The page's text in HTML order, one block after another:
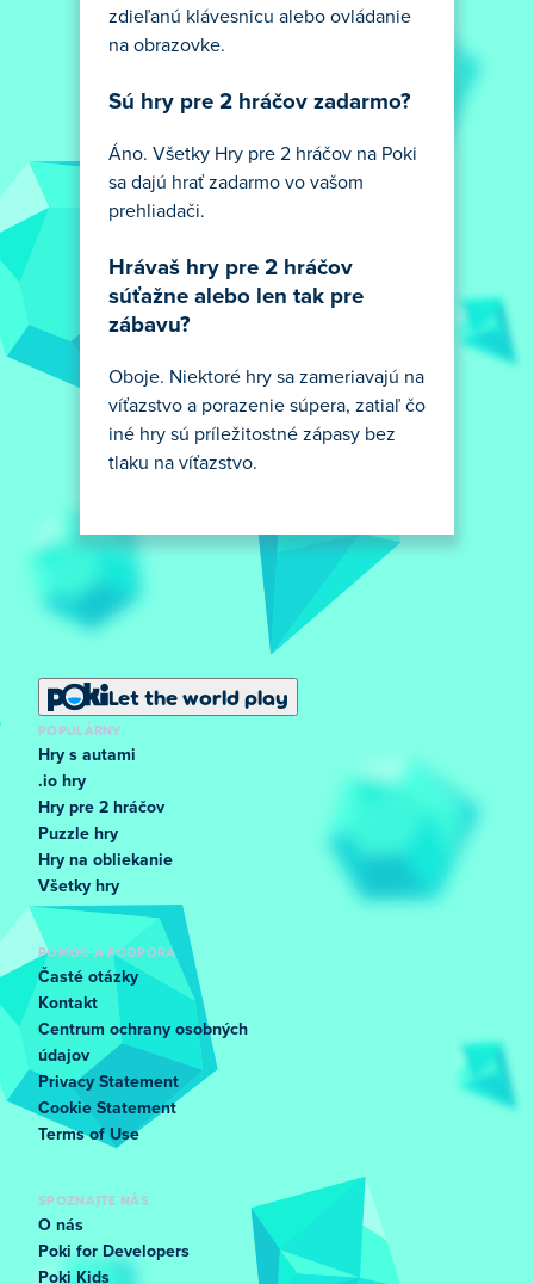
zdieľanú klávesnicu alebo ovládanie
na obrazovke.
Sú hry pre 2 hráčov zadarmo?
Áno. Všetky Hry pre 2 hráčov na Poki
sa dajú hrať zadarmo vo vašom
prehliadači.
Hrávaš hry pre 2 hráčov
súťažne alebo len tak pre
zábavu?
Oboje. Niektoré hry sa zameriavajú na
víťazstvo a porazenie súpera, zatiaľ čo
iné hry sú príležitostné zápasy bez
tlaku na víťazstvo.
Let the world play
POPULÁRNY
Hry s autami
.io hry
Hry pre 2 hráčov
Puzzle hry
Hry na obliekanie
Všetky hry
POMOC A PODPORA
Časté otázky
Kontakt
Centrum ochrany osobných
údajov
Privacy Statement
Cookie Statement
Terms of Use
SPOZNAJTE NÁS
O nás
Poki for Developers
Poki Kids